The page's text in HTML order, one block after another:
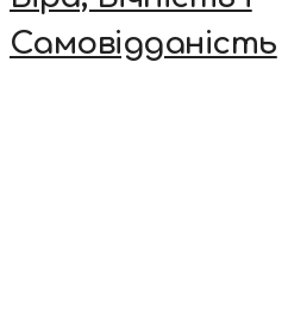
Самовідданість